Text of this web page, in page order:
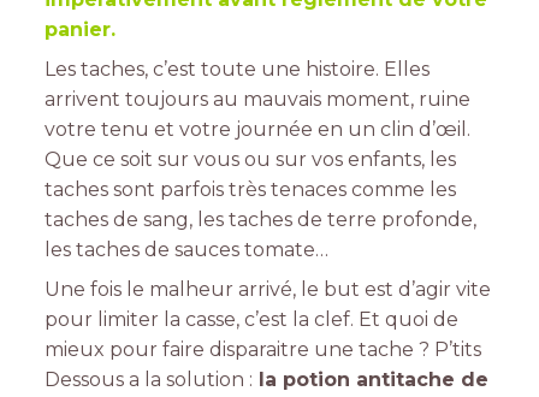
panier.
Les taches, c’est toute une histoire. Elles
arrivent toujours au mauvais moment, ruine
votre tenu et votre journée en un clin d’œil.
Que ce soit sur vous ou sur vos enfants, les
taches sont parfois très tenaces comme les
taches de sang, les taches de terre profonde,
les taches de sauces tomate…
Une fois le malheur arrivé, le but est d’agir vite
pour limiter la casse, c’est la clef. Et quoi de
mieux pour faire disparaitre une tache ? P’tits
Dessous a la solution : la potion antitache de